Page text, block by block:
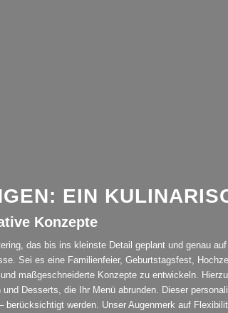
EIN
Konzepte
das bis ins kleinste Detail geplant und genau
Sei es eine Familienfeier, Geburtstagsfest,
maßgeschneiderte Konzepte zu entwickeln.
Desserts, die Ihr Menü abrunden. Dieser
berücksichtigt werden. Unser Augenmerk auf